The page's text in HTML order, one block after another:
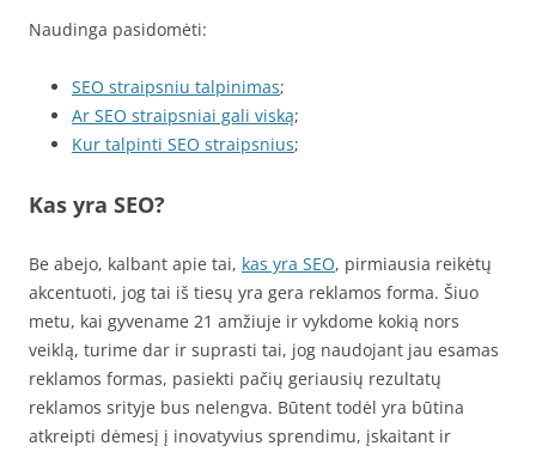
Naudinga pasidomėti:
SEO straipsniu talpinimas;
Ar SEO straipsniai gali viską;
Kur talpinti SEO straipsnius;
Kas yra SEO?
Be abejo, kalbant apie tai, kas yra SEO, pirmiausia reikėtų
akcentuoti, jog tai iš tiesų yra gera reklamos forma. Šiuo
metu, kai gyvename 21 amžiuje ir vykdome kokią nors
veiklą, turime dar ir suprasti tai, jog naudojant jau esamas
reklamos formas, pasiekti pačių geriausių rezultatų
reklamos srityje bus nelengva. Būtent todėl yra būtina
atkreipti dėmesį į inovatyvius sprendimu, įskaitant ir